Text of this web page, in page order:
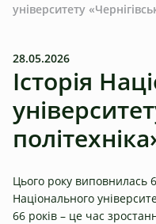
університету
28.05.2026
Історія
Цього року виповнилась
Національного
66 років – це час